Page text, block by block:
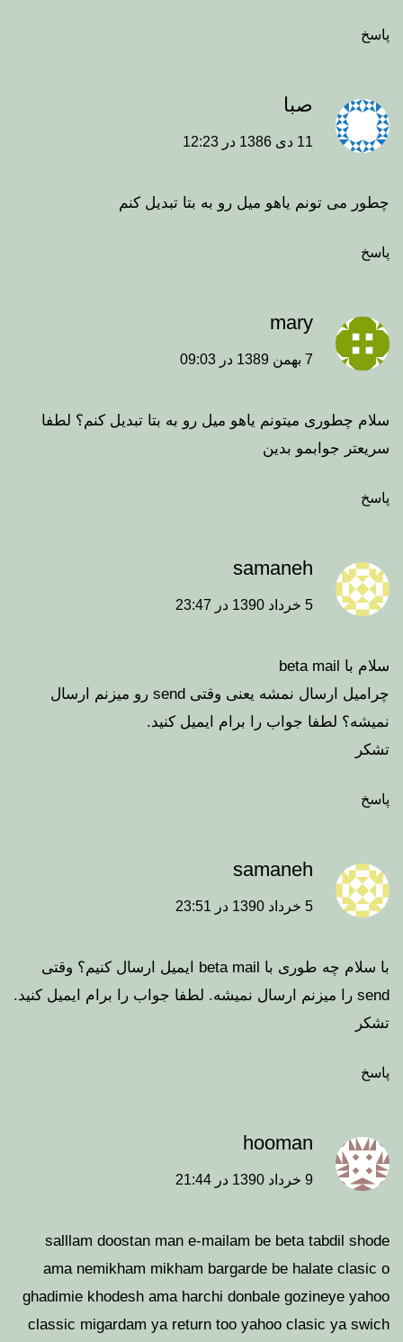
پاسخ
صبا
11 دی 1386 در 12:23
چطور می تونم یاهو میل رو به بتا تبدیل کنم
پاسخ
mary
7 بهمن 1389 در 09:03
سلام چطوری میتونم یاهو میل رو به بتا تبدیل کنم؟ لطفا
سریعتر جوابمو بدین
پاسخ
samaneh
5 خرداد 1390 در 23:47
سلام با beta mail
چرامیل ارسال نمشه یعنی وقتی send رو میزنم ارسال
نمیشه؟ لطفا جواب را برام ایمیل کنید.
تشکر
پاسخ
samaneh
5 خرداد 1390 در 23:51
با سلام چه طوری با beta mail ایمیل ارسال کنیم؟ وقتی
send را میزنم ارسال نمیشه. لطفا جواب را برام ایمیل کنید.
تشکر
پاسخ
hooman
9 خرداد 1390 در 21:44
salllam doostan man e-mailam be beta tabdil shode
ama nemikham mikham bargarde be halate clasic o
ghadimie khodesh ama harchi donbale gozineye yahoo
classic migardam ya return too yahoo clasic ya swich